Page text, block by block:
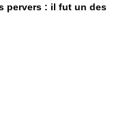
pervers : il fut un des